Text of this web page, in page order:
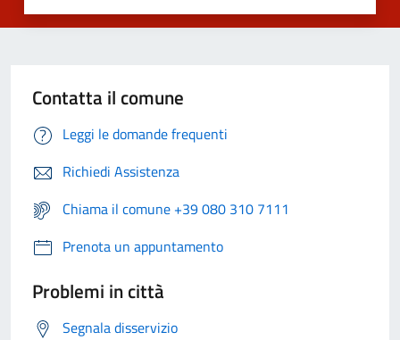
Contatta il comune
Leggi le domande frequenti
Richiedi Assistenza
Chiama il comune +39 080 310 7111
Prenota un appuntamento
Problemi in città
Segnala disservizio